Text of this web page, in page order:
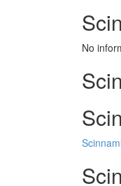
No